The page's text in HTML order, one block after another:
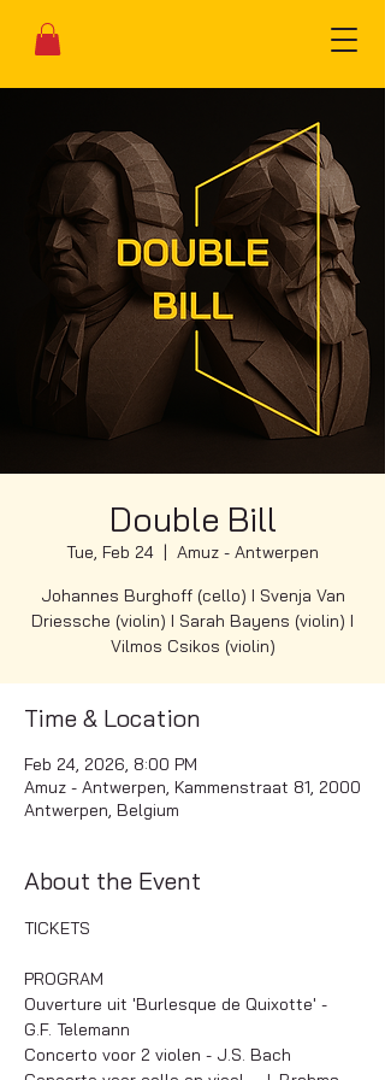
Double Bill
Tue, Feb 24
Amuz - Antwerpen
Johannes Burghoff (cello) I Svenja Van
Driessche (violin) I Sarah Bayens (violin) I
Vilmos Csikos (violin)
Time & Location
Feb 24, 2026, 8:00 PM
Amuz - Antwerpen, Kammenstraat 81, 2000
Antwerpen, Belgium
About the Event
TICKETS
PROGRAM
Ouverture uit 'Burlesque de Quixotte' -
G.F. Telemann
Concerto voor 2 violen - J.S. Bach